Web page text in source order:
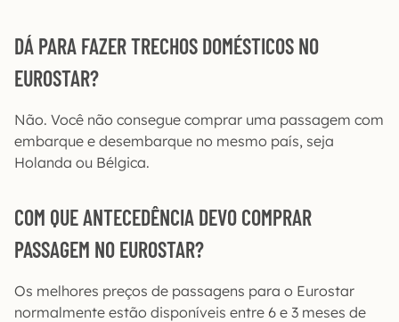
DÁ PARA FAZER TRECHOS DOMÉSTICOS NO
EUROSTAR?
Não. Você não consegue comprar uma passagem com
embarque e desembarque no mesmo país, seja
Holanda ou Bélgica.
COM QUE ANTECEDÊNCIA DEVO COMPRAR
PASSAGEM NO EUROSTAR?
Os melhores preços de passagens para o Eurostar
normalmente estão disponíveis entre 6 e 3 meses de